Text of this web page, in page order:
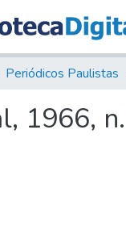
Periódicos Paulistas
1966,